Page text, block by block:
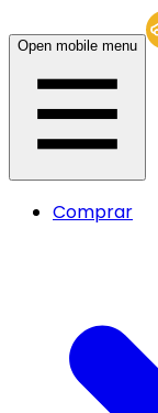
Open mobile menu
Comprar